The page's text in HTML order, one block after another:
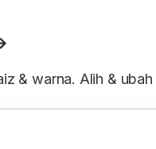
& warna. Alih &